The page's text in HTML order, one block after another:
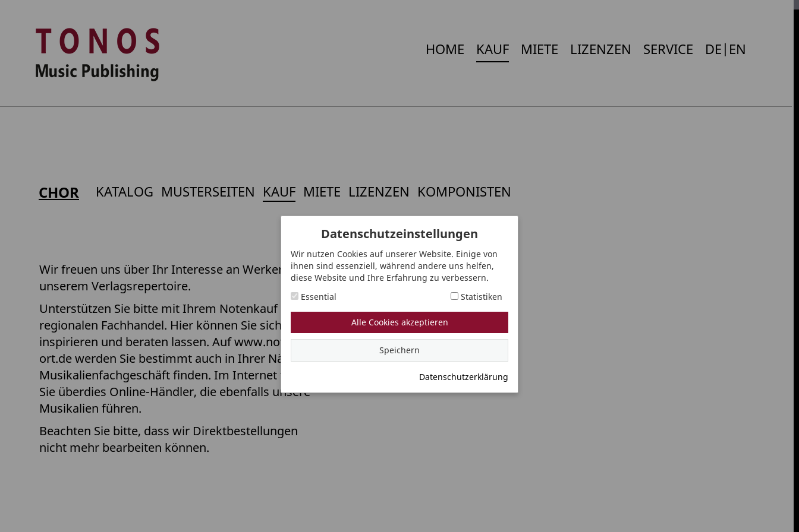
Datenschutzeinstellungen
Wir nutzen Cookies auf unserer Website. Einige von
ihnen sind essenziell, während andere uns helfen,
diese Website und Ihre Erfahrung zu verbessern.
Essential
Statistiken
Alle Cookies akzeptieren
Speichern
Datenschutzerklärung
HOME KAUF MIETE LIZENZEN SERVICE DE|EN
CHOR KATALOG MUSTERSEITEN KAUF MIETE LIZENZEN KOMPONISTEN
Wir freuen uns über Ihr Interesse an Werken aus
unserem Verlagsrepertoire.
Unterstützen Sie bitte mit Ihrem Notenkauf den
regionalen Fachhandel. Hier können Sie sich in Ruhe
inspirieren und beraten lassen. Aufwww.noten-vor-
ort.dewerden Sie bestimmt auch in Ihrer Nähe ein
Musikalienfachgeschäft finden. Im Internet finden
Sie überdies Online-Händler, die ebenfalls unsere
Musikalien führen.
Beachten Sie bitte, dass wir Direktbestellungen
nicht mehr bearbeiten können.